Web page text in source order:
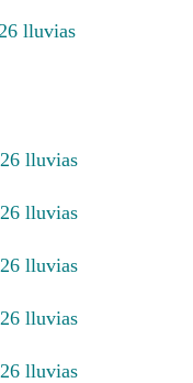
lluvias
lluvias
lluvias
lluvias
lluvias
lluvias